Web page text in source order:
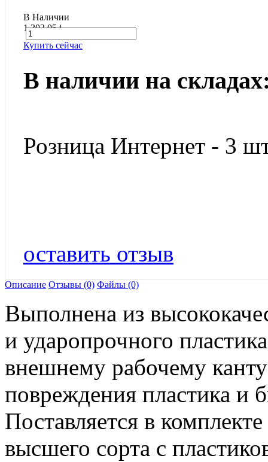
В Наличии
1 303.05i
Купить сейчас
В наличии на
Розница Интернет - 3
оставить отзыв
Описание Отзывы (0) Файлы (0)
Выполнена из
и ударопрочного
внешнему рабочему
повреждения пластика и
Поставляется в
высшего сорта с